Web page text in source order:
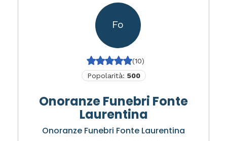
Fo
(10)
Popolarità: 500
Onoranze Funebri Fonte
Laurentina
Onoranze Funebri Fonte Laurentina